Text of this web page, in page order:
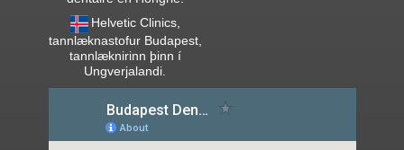
Helvetic Clinics,
tannlæknastofur Budapest,
tannlæknirinn þinn í
Ungverjalandi.